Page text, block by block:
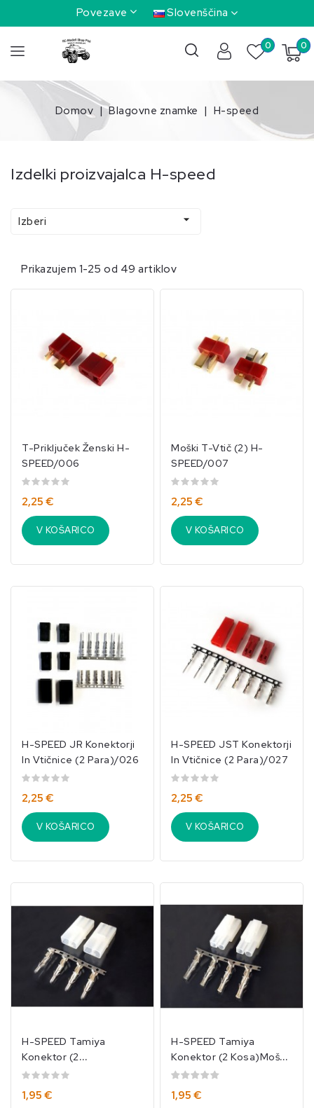
Povezave Slovenščina
0
0
Domov Blagovne znamke H-speed
Izdelki proizvajalca H-speed
Izberi 
Prikazujem 1-25 od 49 artiklov
T-Priključek Ženski H-
SPEED/006
2,25 €
V KOŠARICO
Moški T-Vtič (2) H-
SPEED/007
2,25 €
V KOŠARICO
H-SPEED JR Konektorji
In Vtičnice (2 Para)/026
2,25 €
V KOŠARICO
H-SPEED JST Konektorji
In Vtičnice (2 Para)/027
2,25 €
V KOŠARICO
H-SPEED Tamiya
Konektor (2
Kosa)Žensko Ohišje /
1,95 €
H-SPEED Tamiya
Konektor (2 Kosa)Moško
Ohišje / Ženski
1,95 €